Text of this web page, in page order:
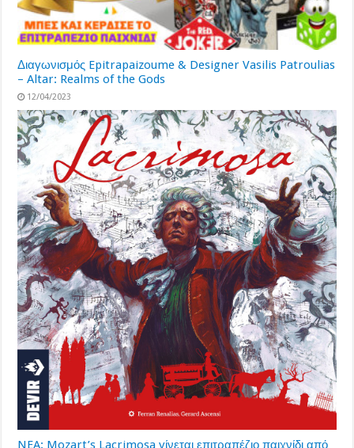
Διαγωνισμός Epitrapaizoume & Designer Vasilis Patroulias
– Altar: Realms of the Gods
12/04/2023
NEA: Mozart’s Lacrimosa γίνεται επιτραπέζιο παιχνίδι από